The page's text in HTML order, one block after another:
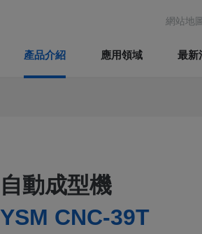
網站地圖
產品介紹 應用領域 最新
自動成型機
YSM CNC-39T